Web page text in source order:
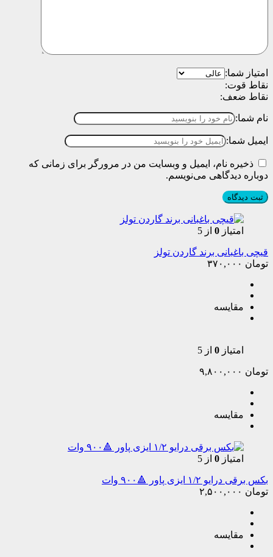
امتیاز شما:
نقاط قوت:
نقاط ضعف:
نام شما:
ایمیل شما:
ذخیره نام، ایمیل و وبسایت من در مرورگر برای زمانی که
دوباره دیدگاهی می‌نویسم.
امتیاز 0 از 5
قیچی باغبانی برند گاردن تولز
تومان
مقایسه
امتیاز 0 از 5
تومان
مقایسه
امتیاز 0 از 5
بکس برقی درایو ۱/۲ ایزی پاور 🔺۹۰۰ وات
تومان
مقایسه